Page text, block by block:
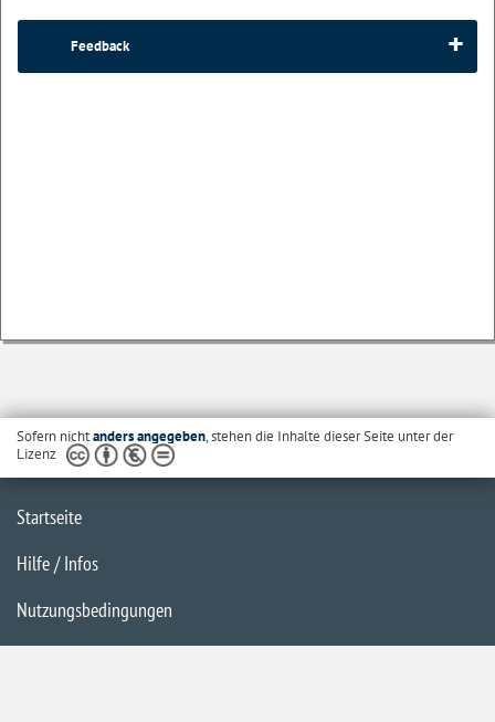
Feedback
Sofern nichtanders angegeben, stehen die Inhalte dieser Seite unter der
Lizenz
Startseite
Hilfe / Infos
Nutzungsbedingungen